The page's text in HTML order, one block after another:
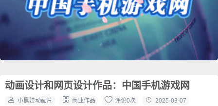
动画设计和网页设计作品：中国手机游戏网
小黑娃动画片 商业作品 评论0次
2025-03-07